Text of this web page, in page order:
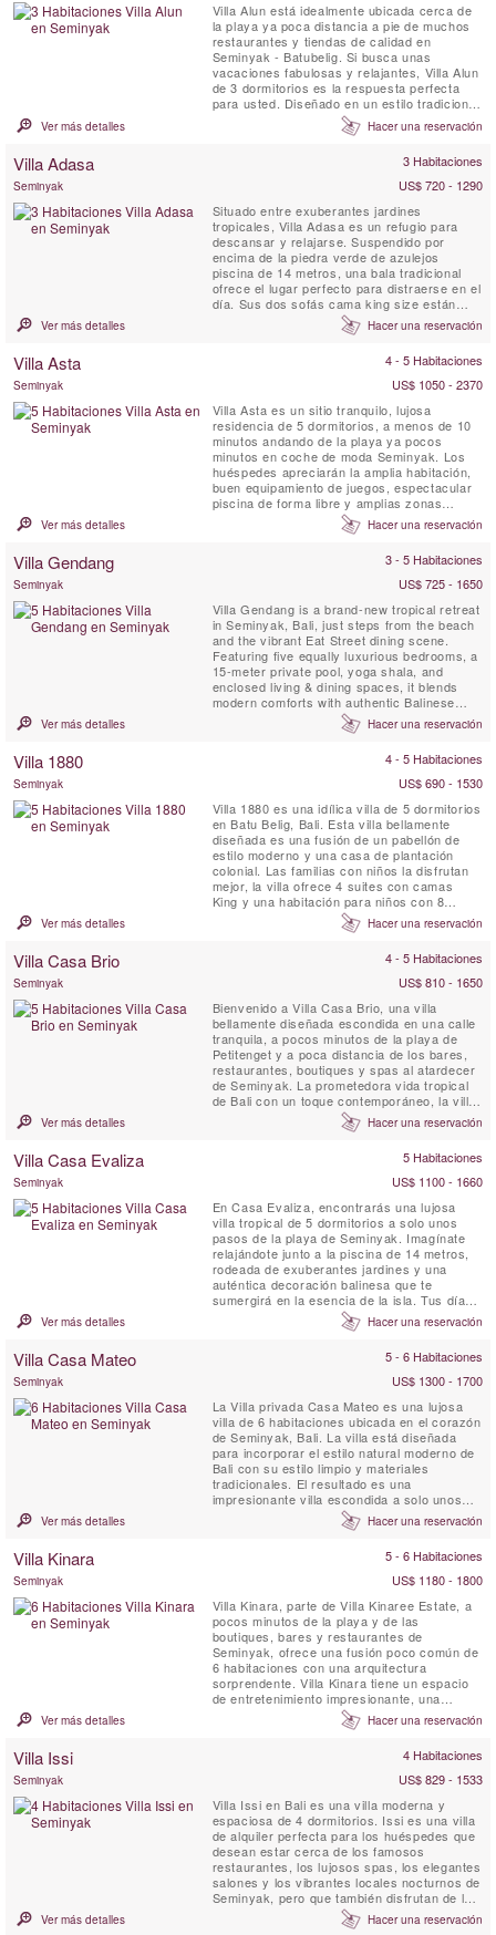
Villa Alun está idealmente ubicada cerca de
la playa ya poca distancia a pie de muchos
restaurantes y tiendas de calidad en
Seminyak - Batubelig. Si busca unas
vacaciones fabulosas y relajantes, Villa Alun
de 3 dormitorios es la respuesta perfecta
para usted. Diseñado en un estilo tradicional
de pabellón balinés, Villa Alun cuenta con
líneas limpias y contemporáneas y
Ver más detalles Hacer una reservación
Villa Adasa 3 Habitaciones
Seminyak
US$ 720 - 1290
Situado entre exuberantes jardines
tropicales, Villa Adasa es un refugio para
descansar y relajarse. Suspendido por
encima de la piedra verde de azulejos
piscina de 14 metros, una bala tradicional
ofrece el lugar perfecto para distraerse en el
día. Sus dos sofás cama king size están
generosamente decoradas con cojines, ideal
para un masaje o un almuerzo o cena para
azotea ofrece un retiro tranquilo para tomar
Ver más detalles Hacer una reservación
Villa Asta 4 - 5 Habitaciones
Seminyak
US$ 1050 - 2370
Villa Asta es un sitio tranquilo, lujosa
residencia de 5 dormitorios, a menos de 10
minutos andando de la playa ya pocos
minutos en coche de moda Seminyak. Los
huéspedes apreciarán la amplia habitación,
buen equipamiento de juegos, espectacular
piscina de forma libre y amplias zonas
Ver más detalles Hacer una reservación
Villa Gendang 3 - 5 Habitaciones
Seminyak
US$ 725 - 1650
Villa Gendang is a brand-new tropical retreat
in Seminyak, Bali, just steps from the beach
and the vibrant Eat Street dining scene.
Featuring five equally luxurious bedrooms, a
15-meter private pool, yoga shala, and
enclosed living & dining spaces, it blends
modern comforts with authentic Balinese
charm. Complete with butler service, daily
breakfast, and seamless access to
clubs, Villa Gendang is the perfect luxury
Ver más detalles Hacer una reservación
Villa 1880 4 - 5 Habitaciones
Seminyak
US$ 690 - 1530
Villa 1880 es una idílica villa de 5 dormitorios
en Batu Belig, Bali. Esta villa bellamente
diseñada es una fusión de un pabellón de
estilo moderno y una casa de plantación
colonial. Las familias con niños la disfrutan
mejor, la villa ofrece 4 suites con camas
King y una habitación para niños con 8
literas. Villa 1880 irradia disfrute y
rejuvenecimiento. La villa está equipada con
sala de estar con sala de medios con
Ver más detalles Hacer una reservación
Villa Casa Brio 4 - 5 Habitaciones
Seminyak
US$ 810 - 1650
Bienvenido a Villa Casa Brio, una villa
bellamente diseñada escondida en una calle
tranquila, a pocos minutos de la playa de
Petitenget y a poca distancia de los bares,
restaurantes, boutiques y spas al atardecer
de Seminyak. La prometedora vida tropical
de Bali con un toque contemporáneo, la villa
ultra espaciosa de cinco dormitorios Casa
Brio está diseñada para una vida tranquila y
equipo completo de personal. Con un
Ver más detalles Hacer una reservación
Villa Casa Evaliza 5 Habitaciones
Seminyak
US$ 1100 - 1660
En Casa Evaliza, encontrarás una lujosa
villa tropical de 5 dormitorios a solo unos
pasos de la playa de Seminyak. Imagínate
relajándote junto a la piscina de 14 metros,
rodeada de exuberantes jardines y una
auténtica decoración balinesa que te
sumergirá en la esencia de la isla. Tus días
comienzan con el desayuno preparado por
un equipo dedicado de personal y pueden
descansar en el bar junto a la piscina hasta
Ver más detalles Hacer una reservación
Villa Casa Mateo 5 - 6 Habitaciones
Seminyak
US$ 1300 - 1700
La Villa privada Casa Mateo es una lujosa
villa de 6 habitaciones ubicada en el corazón
de Seminyak, Bali. La villa está diseñada
para incorporar el estilo natural moderno de
Bali con su estilo limpio y materiales
tradicionales. El resultado es una
impresionante villa escondida a solo unos
minutos de la zona más popular de Bali. La
Villa Casa Mateo tiene muchos espacios
piscina privada de 20 x 4 metros y un bar
Ver más detalles Hacer una reservación
Villa Kinara 5 - 6 Habitaciones
Seminyak
US$ 1180 - 1800
Villa Kinara, parte de Villa Kinaree Estate, a
pocos minutos de la playa y de las
boutiques, bares y restaurantes de
Seminyak, ofrece una fusión poco común de
6 habitaciones con una arquitectura
sorprendente. Villa Kinara tiene un espacio
de entretenimiento impresionante, una
terraza con piscina y una ubicación
sensacional en la costa suroeste de Bali.
Ver más detalles Hacer una reservación
Villa Issi 4 Habitaciones
Seminyak
US$ 829 - 1533
Villa Issi en Bali es una villa moderna y
espaciosa de 4 dormitorios. Issi es una villa
de alquiler perfecta para los huéspedes que
desean estar cerca de los famosos
restaurantes, los lujosos spas, los elegantes
salones y los vibrantes locales nocturnos de
Seminyak, pero que también disfrutan de la
privacidad y la comodidad de una villa de
Ver más detalles Hacer una reservación